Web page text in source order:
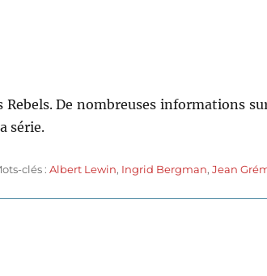
De nombreuses informations
série.
clés :Albert Lewin, Ingrid Bergman,Jean